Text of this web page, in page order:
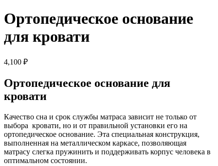
Ортопедическое основание
для кровати
4,100 ₽
Ортопедическое основание для
кровати
Качество сна и срок службы матраса зависит не только от
выбора кровати, но и от правильной установки его на
ортопедическое основание. Эта специальная конструкция,
выполненная на металлическом каркасе, позволяющая
матрасу слегка пружинить и поддерживать корпус человека в
оптимальном состоянии.